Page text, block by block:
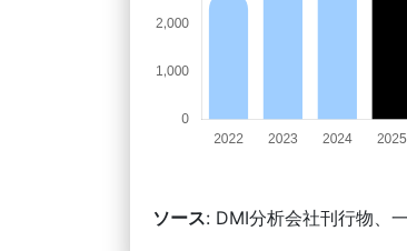
ソース: DMI分析会社刊行物、